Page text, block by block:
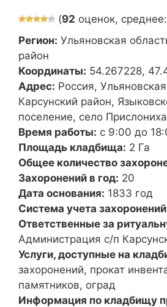
(92 оценок, среднее:
Регион: Ульяновская
район
Координаты: 54.267228,
Адрес: Россия,
Карсунский район,
поселение, село Прислониха
Время работы: с 9:00 до
Площадь кладбища: 2 Га
Общее количество
Захоронений в год: 20
Дата основания: 1833 год
Система учета
Ответственные за
Администрация с/п
Услуги, доступные на
захоронений, прокат
памятников, оград
Информация по кладбищу